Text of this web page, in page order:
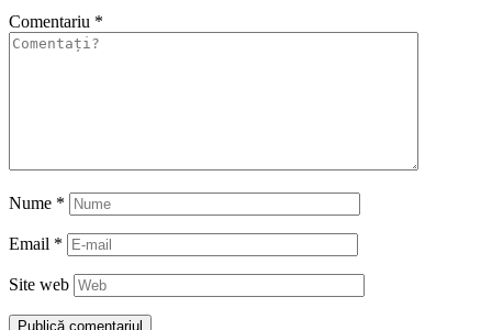
Comentariu *
Nume *
Email *
Site web